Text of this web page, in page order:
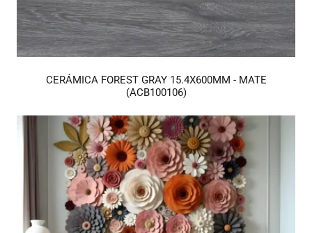
CERÁMICA FOREST GRAY 15.4X600MM - MATE
(ACB100106)